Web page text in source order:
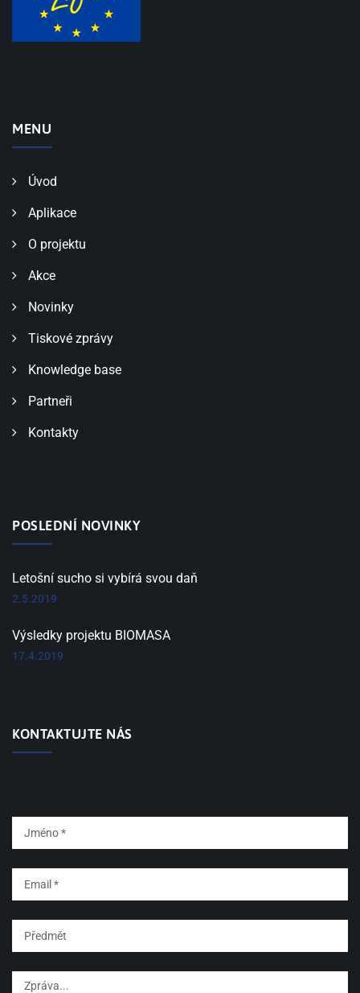
MENU
Úvod
Aplikace
O projektu
Akce
Novinky
Tiskové zprávy
Knowledge base
Partneři
Kontakty
POSLEDNÍ NOVINKY
Letošní sucho si vybírá svou daň
2.5.2019
Výsledky projektu BIOMASA
17.4.2019
KONTAKTUJTE NÁS